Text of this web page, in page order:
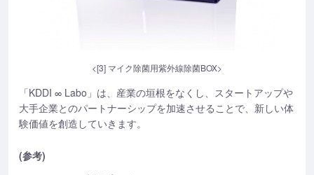
<[3] マイク除菌用紫外線除菌BOX>
「KDDI ∞ Labo」は、産業の垣根をなくし、スタートアップや
大手企業とのパートナーシップを加速させることで、新しい体
験価値を創造していきます。
(参考)